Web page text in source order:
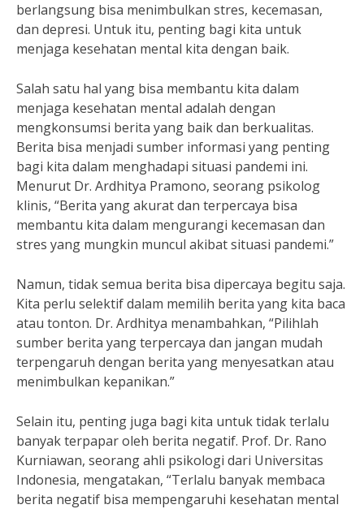
berlangsung bisa menimbulkan stres, kecemasan,
dan depresi. Untuk itu, penting bagi kita untuk
menjaga kesehatan mental kita dengan baik.
Salah satu hal yang bisa membantu kita dalam
menjaga kesehatan mental adalah dengan
mengkonsumsi berita yang baik dan berkualitas.
Berita bisa menjadi sumber informasi yang penting
bagi kita dalam menghadapi situasi pandemi ini.
Menurut Dr. Ardhitya Pramono, seorang psikolog
klinis, “Berita yang akurat dan terpercaya bisa
membantu kita dalam mengurangi kecemasan dan
stres yang mungkin muncul akibat situasi pandemi.”
Namun, tidak semua berita bisa dipercaya begitu saja.
Kita perlu selektif dalam memilih berita yang kita baca
atau tonton. Dr. Ardhitya menambahkan, “Pilihlah
sumber berita yang terpercaya dan jangan mudah
terpengaruh dengan berita yang menyesatkan atau
menimbulkan kepanikan.”
Selain itu, penting juga bagi kita untuk tidak terlalu
banyak terpapar oleh berita negatif. Prof. Dr. Rano
Kurniawan, seorang ahli psikologi dari Universitas
Indonesia, mengatakan, “Terlalu banyak membaca
berita negatif bisa mempengaruhi kesehatan mental